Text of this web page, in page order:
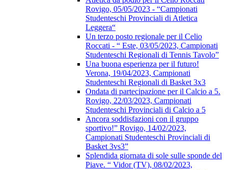
Rovigo, 05/05/2023 - “Campionati
Studenteschi Provinciali di Atletica
Leggera“
Un terzo posto regionale per il Celio
Roccati - “ Este, 03/05/2023, Campionati
Studenteschi Regionali di Tennis Tavolo”
Una buona esperienza per il futuro!
Verona, 19/04/2023, Campionati
Studenteschi Regionali di Basket 3x3
Ondata di partecipazione per il Calcio a 5.
Rovigo, 22/03/2023, Campionati
Studenteschi Provinciali di Calcio a 5
Ancora soddisfazioni con il gruppo
sportivo!” Rovigo, 14/02/2023,
Campionati Studenteschi Provinciali di
Basket 3vs3”
Splendida giornata di sole sulle sponde del
Piave. “ Vidor (TV), 08/02/2023,